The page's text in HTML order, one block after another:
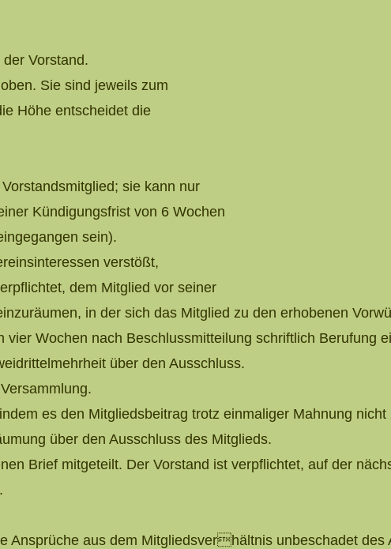
Vorstand.
Sie sind jeweils zum
Höhe entscheidet die
sie kann nur
Kündigungsfrist von 6 Wochen
sein).
verstößt,
dem Mitglied vor seiner
in der sich das Mitglied zu den erhobenen
Wochen nach Beschlussmitteilung schriftlich Berufung
über den Ausschluss.
es den Mitgliedsbeitrag trotz einmaliger Mahnung
über den Ausschluss des Mitglieds.
Brief mitgeteilt. Der Vorstand ist verpflichtet, auf der
Ansprüche aus dem Mitgliedsverhältnis unbeschadet des